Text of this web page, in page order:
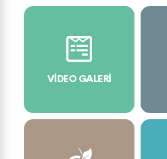
VIDEO GALERI